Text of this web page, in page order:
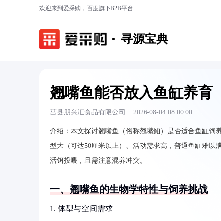
欢迎来到爱采购，百度旗下B2B平台
寻源宝典
翘嘴鱼能否放入鱼缸养育
莒县朋兴汇食品有限公司 · 2026-08-04 08:00:00
介绍： 本文探讨翘嘴鱼（俗称翘嘴鲌）是否适合鱼缸饲
型大（可达50厘米以上）、活动需求高，普通鱼缸难以
活饵投喂，且需注意混养冲突。
一、翘嘴鱼的生物学特性与饲养挑战
1. 体型与空间需求